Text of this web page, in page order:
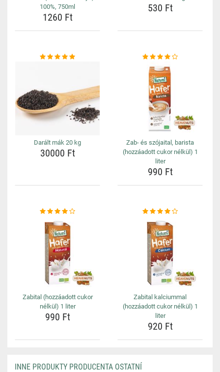
100%, 750ml
1260 Ft
530 Ft
Darált mák 20 kg
30000 Ft
Zab- és szójaital, barista
(hozzáadott cukor nélkül) 1
liter
990 Ft
Zabital (hozzáadott cukor
nélkül) 1 liter
990 Ft
Zabital kalciummal
(hozzáadott cukor nélkül) 1
liter
920 Ft
INNE PRODUKTY PRODUCENTA OSTATNÍ